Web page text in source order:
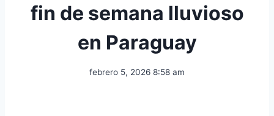
fin de semana lluvioso
en Paraguay
febrero 5, 2026 8:58 am